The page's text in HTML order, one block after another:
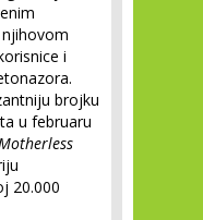
i
brojku
u februaru
20.000